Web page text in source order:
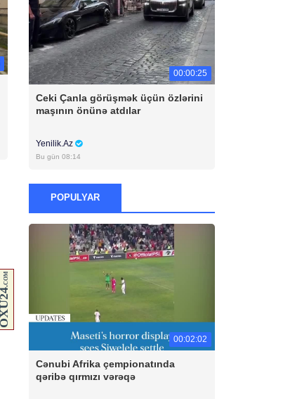
00:00:25
Ceki Çanla görüşmək üçün özlərini
maşının önünə atdılar
Yenilik.Az
Bu gün 08:14
POPULYAR
00:02:02
Cənubi Afrika çempionatında
qəribə qırmızı vərəqə